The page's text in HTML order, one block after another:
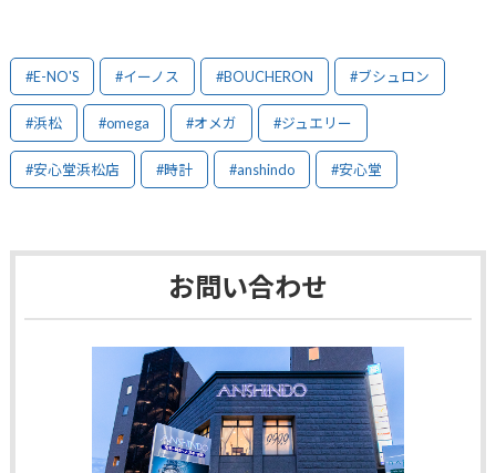
#E-NO'S #イーノス #BOUCHERON #ブシュロン
#浜松 #omega #オメガ #ジュエリー
#安心堂浜松店 #時計 #anshindo #安心堂
お問い合わせ